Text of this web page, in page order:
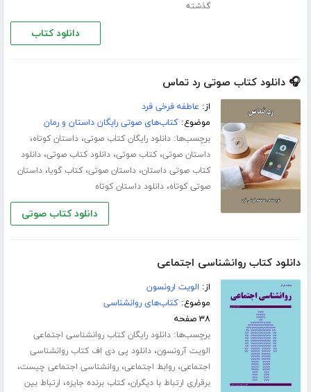
گذشته
دانلود کتاب
🎧 دانلود کتاب صوتی رد تماس
از: عاطفه فرخی فرد
موضوع:کتاب‌های صوتی رایگان داستان و رمان
برچسب‌ها:دانلود رایگان کتاب صوتی،داستان کوتاه،
داستان صوتی،کتاب صوتی،دانلود کتاب صوتی،دانلود
کتاب صوتی داستان،داستان صوتی،کتاب گویا،داستان
صوتی کوتاه،دانلود داستان کوتاه
دانلود کتاب صوتی
دانلود کتاب روانشناسی اجتماعی
از: الویت ارونسون
موضوع:کتاب‌های روانشناسی
۳۸ صفحه
برچسب‌ها:دانلود رایگان کتاب روانشناسی اجتماعی
الویت آرونسون،دانلود پی دی اف کتاب روانشناسی
اجتماعی،روابط اجتماعی،روانشناسی اجتماعی چیست،
برقراری ارتباط با دیگران،کتاب برنده جایزه، ارتباط بین